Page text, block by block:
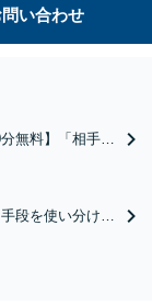
い合わせ
無料】「相手方
全個室対応】
段を使い分け、